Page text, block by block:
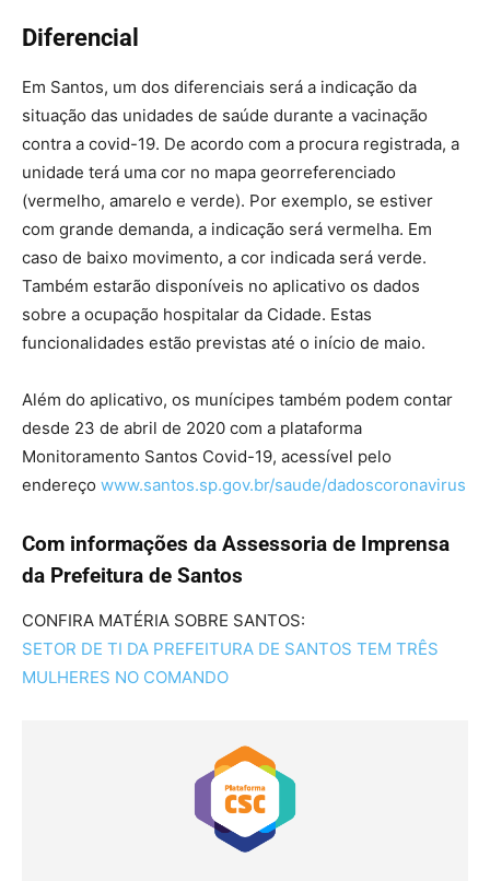
Diferencial
Em Santos, um dos diferenciais será a indicação da
situação das unidades de saúde durante a vacinação
contra a covid-19. De acordo com a procura registrada, a
unidade terá uma cor no mapa georreferenciado
(vermelho, amarelo e verde). Por exemplo, se estiver
com grande demanda, a indicação será vermelha. Em
caso de baixo movimento, a cor indicada será verde.
Também estarão disponíveis no aplicativo os dados
sobre a ocupação hospitalar da Cidade. Estas
funcionalidades estão previstas até o início de maio.
Além do aplicativo, os munícipes também podem contar
desde 23 de abril de 2020 com a plataforma
Monitoramento Santos Covid-19, acessível pelo
endereço www.santos.sp.gov.br/saude/dadoscoronavirus
Com informações da Assessoria de Imprensa
da Prefeitura de Santos
CONFIRA MATÉRIA SOBRE SANTOS:
SETOR DE TI DA PREFEITURA DE SANTOS TEM TRÊS
MULHERES NO COMANDO